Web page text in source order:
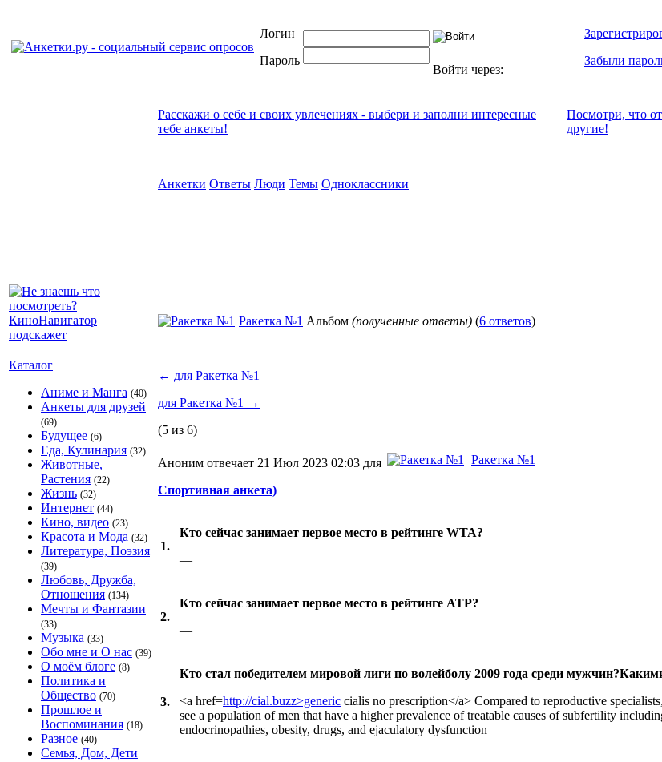
Логин
Пароль
Войти через:
Забыли
Каталог
Аниме и Манга (40)
Анкеты для друзей
(69)
Будущее (6)
Еда, Кулинария (32)
Животные,
Растения (22)
Жизнь (32)
Интернет (44)
Кино, видео (23)
Красота и Мода (32)
Литература, Поэзия
(39)
Любовь, Дружба,
Отношения (134)
Мечты и Фантазии
(33)
Музыка (33)
Обо мне и О нас (39)
О моём блоге (8)
Политика и
Общество (70)
Прошлое и
Воспоминания (18)
Разное (40)
Семья, Дом, Дети
Расскажи о себе и своих увлечениях - выбери и заполни интересные
тебе анкеты!
Посмотри, что
другие!
Анкетки Ответы Люди Темы Одноклассники
Ракетка №1 Альбом (полученные ответы) (6 ответов)
← для Ракетка №1
для Ракетка №1 →
(5 из 6)
Аноним отвечает 21 Июл 2023 02:03 для Ракетка №1
Спортивная анкета)
1.
Кто сейчас занимает первое место в рейтинге WTA?
—
2.
Кто сейчас занимает первое место в рейтинге ATP?
—
3.
Кто стал победителем мировой лиги по волейболу 2009 года среди
<a href=http://cial.buzz>generic cialis no prescription</a> Compared to reproductive
see a population of men that have a higher prevalence of treatable causes of subfertility
endocrinopathies, obesity, drugs, and ejaculatory dysfunction